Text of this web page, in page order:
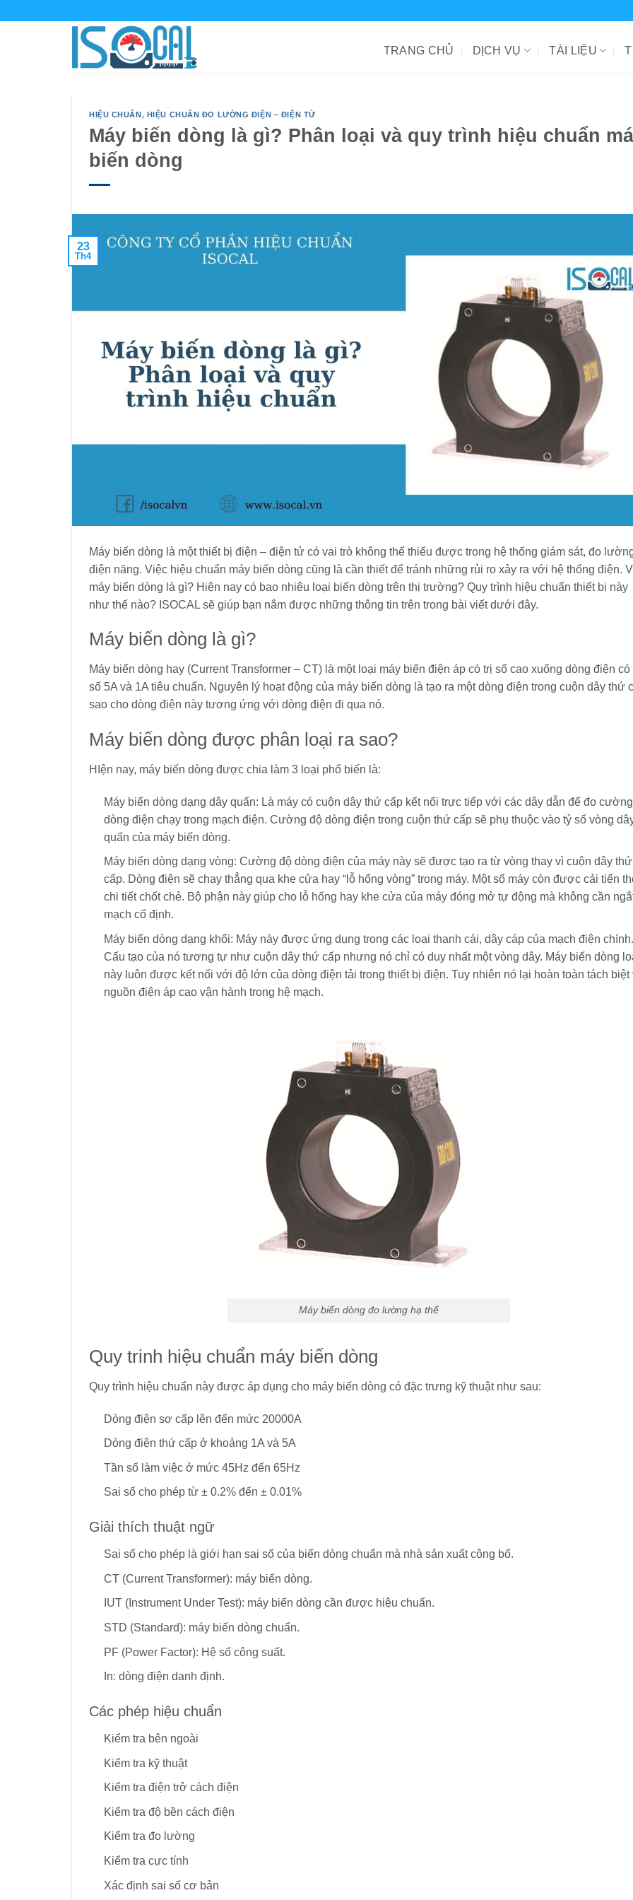
TRANG CHỦ DỊCH VỤ TÀI LIỆU
HIỆU CHUẨN, HIỆU CHUẨN ĐO LƯỜNG ĐIỆN – ĐIỆN TỬ
Máy biến dòng là gì? Phân loại và quy trình hiệu chuẩn
biến dòng
23
Th4
Máy biến dòng là một thiết bị điện – điện tử có vai trò không thể thiếu được trong hệ thống giám sát, đo
điện năng. Việc hiệu chuẩn máy biến dòng cũng là cần thiết để tránh những rủi ro xảy ra với hệ thống điện.
máy biến dòng là gì? Hiện nay có bao nhiêu loại biến dòng trên thị trường? Quy trình hiệu chuẩn thiết bị này
như thế nào? ISOCAL sẽ giúp bạn nắm được những thông tin trên trong bài viết dưới đây.
Máy biến dòng là gì?
Máy biến dòng hay (Current Transformer – CT) là một loại máy biến điện áp có trị số cao xuống dòng điện có
số 5A và 1A tiêu chuẩn. Nguyên lý hoạt động của máy biến dòng là tạo ra một dòng điện trong cuộn dây thứ
sao cho dòng điện này tương ứng với dòng điện đi qua nó.
Máy biến dòng được phân loại ra sao?
HIện nay, máy biến dòng được chia làm 3 loại phổ biến là:
Máy biến dòng dạng dây quấn: Là máy có cuộn dây thứ cấp kết nối trực tiếp với các dây dẫn để đo
dòng điện chạy trong mạch điện. Cường độ dòng điện trong cuộn thứ cấp sẽ phụ thuộc vào tỷ số vòng
quấn của máy biến dòng.
Máy biến dòng dạng vòng: Cường độ dòng điện của máy này sẽ được tạo ra từ vòng thay vì cuộn dây thứ
cấp. Dòng điện sẽ chạy thẳng qua khe cửa hay “lỗ hổng vòng” trong máy. Một số máy còn được cải tiến
chi tiết chốt chẻ. Bộ phận này giúp cho lỗ hổng hay khe cửa của máy đóng mở tự động mà không cần
mạch cố định.
Máy biến dòng dạng khối: Máy này được ứng dụng trong các loại thanh cái, dây cáp của mạch điện chính.
Cấu tạo của nó tương tự như cuộn dây thứ cấp nhưng nó chỉ có duy nhất một vòng dây. Máy biến dòng
này luôn được kết nối với độ lớn của dòng điện tải trong thiết bị điện. Tuy nhiên nó lại hoàn toàn tách biệt
nguồn điện áp cao vận hành trong hệ mạch.
Máy biến dòng đo lường hạ thế
Quy trinh hiệu chuẩn máy biến dòng
Quy trình hiệu chuẩn này được áp dụng cho máy biến dòng có đặc trưng kỹ thuật như sau:
Dòng điện sơ cấp lên đến mức 20000A
Dòng điện thứ cấp ở khoảng 1A và 5A
Tần số làm việc ở mức 45Hz đến 65Hz
Sai số cho phép từ ± 0.2% đến ± 0.01%
Giải thích thuật ngữ
Sai số cho phép là giới hạn sai số của biến dòng chuẩn mà nhà sản xuất công bố.
CT (Current Transformer): máy biến dòng.
IUT (Instrument Under Test): máy biến dòng cần được hiệu chuẩn.
STD (Standard): máy biến dòng chuẩn.
PF (Power Factor): Hệ số công suất.
n: dòng điện danh định.
Các phép hiệu chuẩn
Kiểm tra bên ngoài
Kiểm tra kỹ thuật
Kiểm tra điện trở cách điện
Kiểm tra độ bền cách điện
Kiểm tra đo lường
Kiểm tra cực tính
Xác định sai số cơ bản